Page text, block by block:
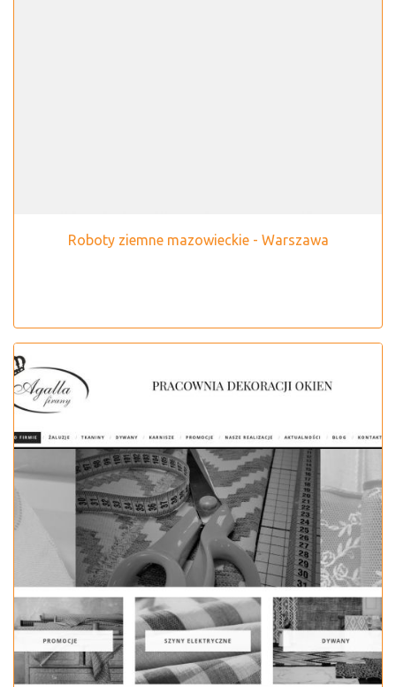
Roboty ziemne mazowieckie - Warszawa